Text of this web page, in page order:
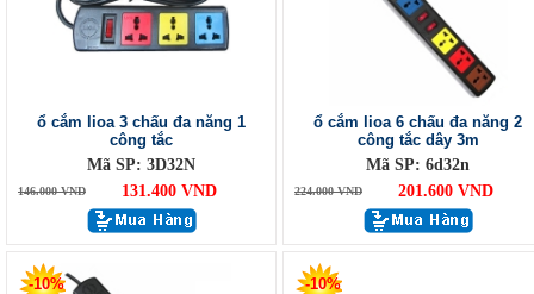
ổ cắm lioa 3 chấu đa năng 1
công tắc
Mã SP: 3D32N
146.000 VND 131.400 VND
ổ cắm lioa 6 chấu đa năng 2
công tắc dây 3m
Mã SP: 6d32n
224.000 VND 201.600 VND
-10% -10%